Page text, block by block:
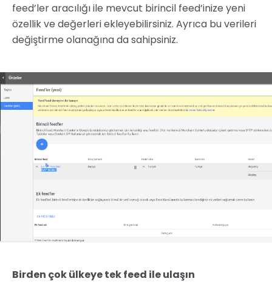
feed’ler aracılığı ile mevcut birincil feed’inize yeni
özellik ve değerleri ekleyebilirsiniz. Ayrıca bu verileri
değiştirme olanağına da sahipsiniz.
Birden çok ülkeye tek feed ile ulaşın